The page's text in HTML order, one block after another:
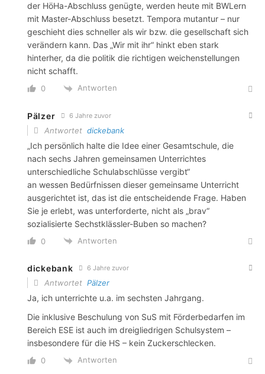
der HöHa-Abschluss genügte, werden heute mit BWLern
mit Master-Abschluss besetzt. Tempora mutantur – nur
geschieht dies schneller als wir bzw. die gesellschaft sich
verändern kann. Das „Wir mit ihr“ hinkt eben stark
hinterher, da die politik die richtigen weichenstellungen
nicht schafft.
0 Antworten
Pälzer 6 Jahre zuvor
Antwortet dickebank
„Ich persönlich halte die Idee einer Gesamtschule, die
nach sechs Jahren gemeinsamen Unterrichtes
unterschiedliche Schulabschlüsse vergibt“
an wessen Bedürfnissen dieser gemeinsame Unterricht
ausgerichtet ist, das ist die entscheidende Frage. Haben
Sie je erlebt, was unterforderte, nicht als „brav“
sozialisierte Sechstklässler-Buben so machen?
0 Antworten
dickebank 6 Jahre zuvor
Antwortet Pälzer
Ja, ich unterrichte u.a. im sechsten Jahrgang.
Die inklusive Beschulung von SuS mit Förderbedarfen im
Bereich ESE ist auch im dreigliedrigen Schulsystem –
insbesondere für die HS – kein Zuckerschlecken.
0 Antworten